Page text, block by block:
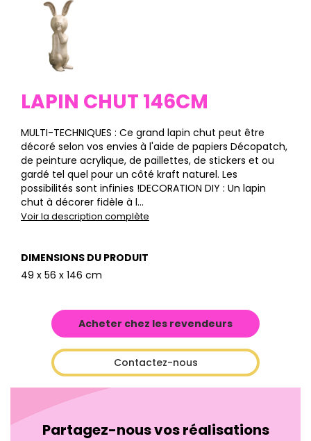
LAPIN CHUT 146CM
MULTI-TECHNIQUES : Ce grand lapin chut peut être
décoré selon vos envies à l'aide de papiers Décopatch,
de peinture acrylique, de paillettes, de stickers et ou
gardé tel quel pour un côté kraft naturel. Les
possibilités sont infinies !DECORATION DIY : Un lapin
chut à décorer fidèle à l...
Voir la description complète
DIMENSIONS DU PRODUIT
49 x 56 x 146 cm
Acheter chez les revendeurs
Contactez-nous
Partagez-nous vos réalisations